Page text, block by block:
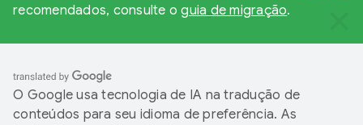
recomendados, consulte oguia de migração.
O Google usa tecnologia de IA na tradução de
conteúdos para seu idioma de preferência. As